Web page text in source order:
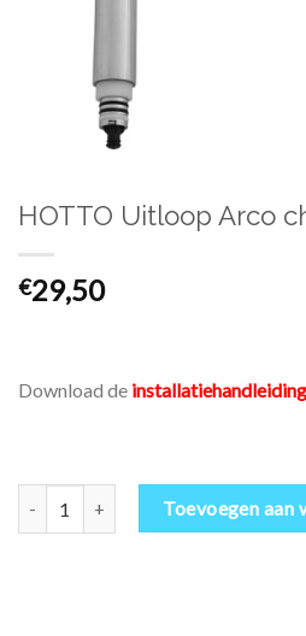
HOTTO Uitloop Arco
€29,50
Download de installatiehandleiding
HOTTO Uitloop Arco chroom aantal
Toevoegen aan